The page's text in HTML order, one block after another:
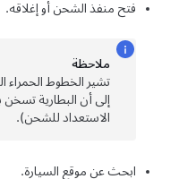
فتح منفذ الشحن أو إغلاقه.
ملاحظة
تشير الخطوط الحمراء
إلى أن البطارية تسخن
الاستعداد للشحن).
ابحث عن موقع السيارة.